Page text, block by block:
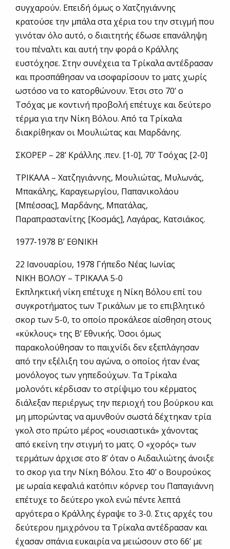
συγχαρούν. Επειδή όμως ο Χατζηγιάννης
κρατούσε την μπάλα στα χέρια του την στιγμή που
γινόταν όλο αυτό, ο διαιτητής έδωσε επανάληψη
του πέναλτι και αυτή την φορά ο Κράλλης
ευστόχησε. Στην συνέχεια τα Τρίκαλα αντέδρασαν
και προσπάθησαν να ισοφαρίσουν το ματς χωρίς
ωστόσο να το κατορθώνουν. Έτσι στο 70’ ο
Τσόχας με κοντινή προβολή επέτυχε και δεύτερο
τέρμα για την Νίκη Βόλου. Από τα Τρίκαλα
διακρίθηκαν οι Μουλιώτας και Μαρδάνης.
ΣΚΟΡΕΡ – 28’ Κράλλης .πεν. [1-0], 70’ Τσόχας [2-0]
ΤΡΙΚΑΛΑ – Χατζηγιάννης, Μουλιώτας, Μυλωνάς,
Μπακάλης, Καραγεωργίου, Παπανικολάου
[Μπέσσας], Μαρδάνης, Μπατάλας,
Παραπραστανίτης [Κοσμάς], Λαγάρας, Κατσιάκος.
1977-1978 Β’ ΕΘΝΙΚΗ
22 Ιανουαρίου, 1978 Γήπεδο Νέας Ιωνίας
ΝΙΚΗ ΒΟΛΟΥ – ΤΡΙΚΑΛΑ 5-0
Εκπληκτική νίκη επέτυχε η Νίκη Βόλου επί του
συγκροτήματος των Τρικάλων με το επιβλητικό
σκορ των 5-0, το οποίο προκάλεσε αίσθηση στους
«κύκλους» της Β’ Εθνικής. Όσοι όμως
παρακολούθησαν το παιχνίδι δεν εξεπλάγησαν
από την εξέλιξη του αγώνα, ο οποίος ήταν ένας
μονόλογος των γηπεδούχων. Τα Τρίκαλα
μολονότι κέρδισαν το στρίψιμο του κέρματος
διάλεξαν περιέργως την περιοχή του βούρκου και
μη μπορώντας να αμυνθούν σωστά δέχτηκαν τρία
γκολ στο πρώτο μέρος «ουσιαστικά» χάνοντας
από εκείνη την στιγμή το ματς. Ο «χορός» των
τερμάτων άρχισε στο 8’ όταν ο Αιδαιλιώτης άνοιξε
το σκορ για την Νίκη Βόλου. Στο 40’ ο Βουρούκος
με ωραία κεφαλιά κατόπιν κόρνερ του Παπαγιάννη
επέτυχε το δεύτερο γκολ ενώ πέντε λεπτά
αργότερα ο Κράλλης έγραψε το 3-0. Στις αρχές του
δεύτερου ημιχρόνου τα Τρίκαλα αντέδρασαν και
έχασαν σπάνια ευκαιρία να μειώσουν στο 66’ με